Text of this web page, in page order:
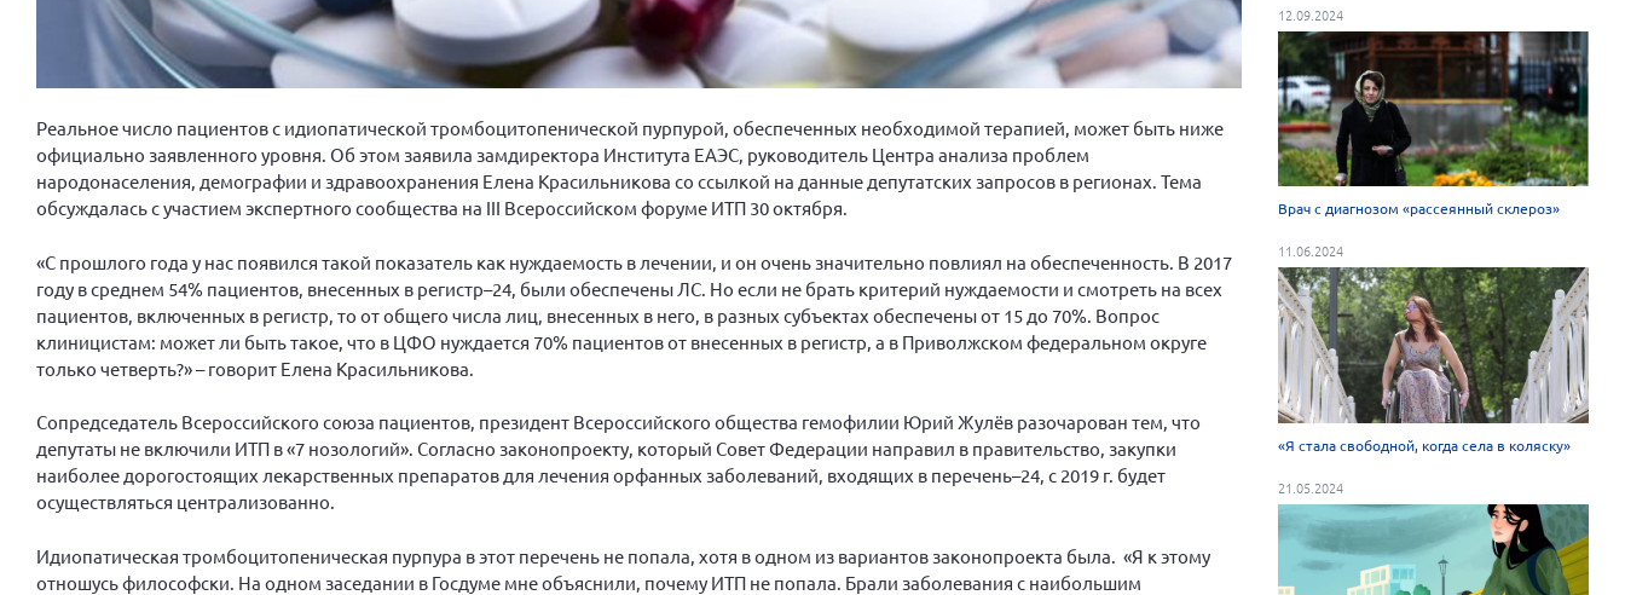
Реальное число пациентов с идиопатической тромбоцитопенической пурпурой, обеспеченных необходимой терапией, может быть ниже
официально заявленного уровня. Об этом заявила замдиректора Института ЕАЭС, руководитель Центра анализа проблем
народонаселения, демографии и здравоохранения Елена Красильникова со ссылкой на данные депутатских запросов в регионах. Тема
обсуждалась с участием экспертного сообщества на III Всероссийском форуме ИТП 30 октября.
«С прошлого года у нас появился такой показатель как нуждаемость в лечении, и он очень значительно повлиял на обеспеченность. В 2017
году в среднем 54% пациентов, внесенных в регистр–24, были обеспечены ЛС. Но если не брать критерий нуждаемости и смотреть на всех
пациентов, включенных в регистр, то от общего числа лиц, внесенных в него, в разных субъектах обеспечены от 15 до 70%. Вопрос
клиницистам: может ли быть такое, что в ЦФО нуждается 70% пациентов от внесенных в регистр, а в Приволжском федеральном округе
только четверть?» – говорит Елена Красильникова.
Сопредседатель Всероссийского союза пациентов, президент Всероссийского общества гемофилии Юрий Жулёв разочарован тем, что
депутаты не включили ИТП в «7 нозологий». Согласно законопроекту, который Совет Федерации направил в правительство, закупки
наиболее дорогостоящих лекарственных препаратов для лечения орфанных заболеваний, входящих в перечень–24, с 2019 г. будет
осуществляться централизованно.
Идиопатическая тромбоцитопеническая пурпура в этот перечень не попала, хотя в одном из вариантов законопроекта была. «Я к этому
отношусь философски. На одном заседании в Госдуме мне объяснили, почему ИТП не попала. Брали заболевания с наибольшим
12.09.2024
Врач с диагнозом «рассеянный склероз»
11.06.2024
«Я стала свободной, когда села в коляску»
21.05.2024